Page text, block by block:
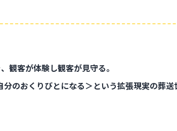
観客が体験し観客が見守る。
のおくりびとになる＞という拡張現実の葬送